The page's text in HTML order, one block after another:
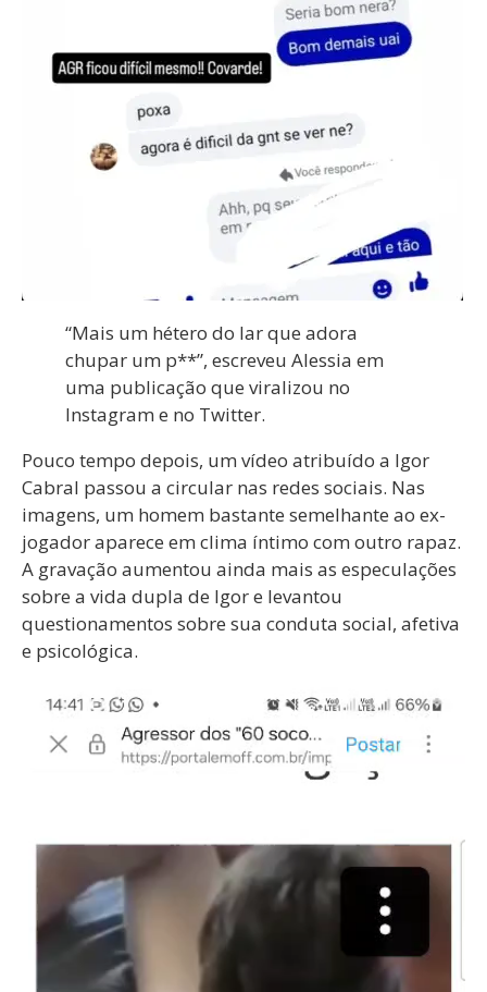
“Mais um hétero do lar que adora
chupar um p**”, escreveu Alessia em
uma publicação que viralizou no
Instagram e no Twitter.
Pouco tempo depois, um vídeo atribuído a Igor
Cabral passou a circular nas redes sociais. Nas
imagens, um homem bastante semelhante ao ex-
jogador aparece em clima íntimo com outro rapaz.
A gravação aumentou ainda mais as especulações
sobre a vida dupla de Igor e levantou
questionamentos sobre sua conduta social, afetiva
e psicológica.